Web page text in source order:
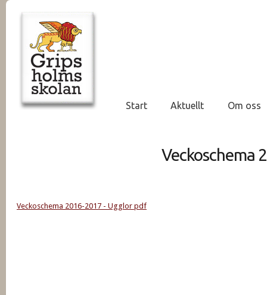
Start Aktuellt Om oss
Veckoschema
Veckoschema 2016-2017 - Ugglor pdf